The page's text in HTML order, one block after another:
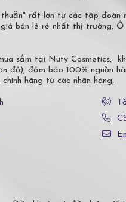
rất lớn từ các tập đoàn
giá bán lẻ rẻ nhất thị trường,
sắm tại Nuty Cosmetics,
đỏ), đảm bảo 100% nguồn
hãng từ các nhãn hàng.